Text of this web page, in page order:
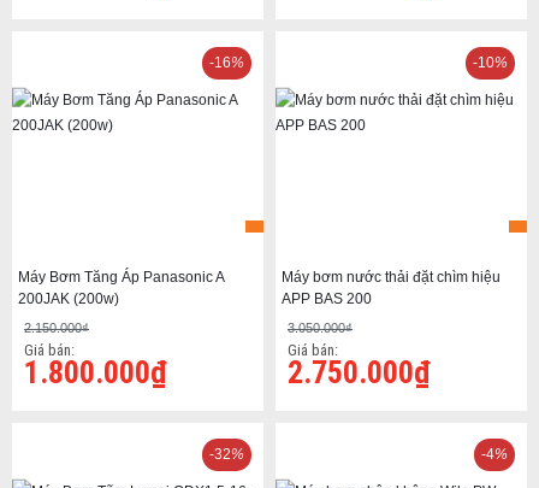
Máy Bơm Tăng Áp Panasonic A
200JAK (200w)
2.150.000₫
Giá bán:
1.800.000₫
-16%
Máy bơm nước thải đặt chìm hiệu
APP BAS 200
3.050.000₫
Giá bán:
2.750.000₫
-10%
-32% -4%